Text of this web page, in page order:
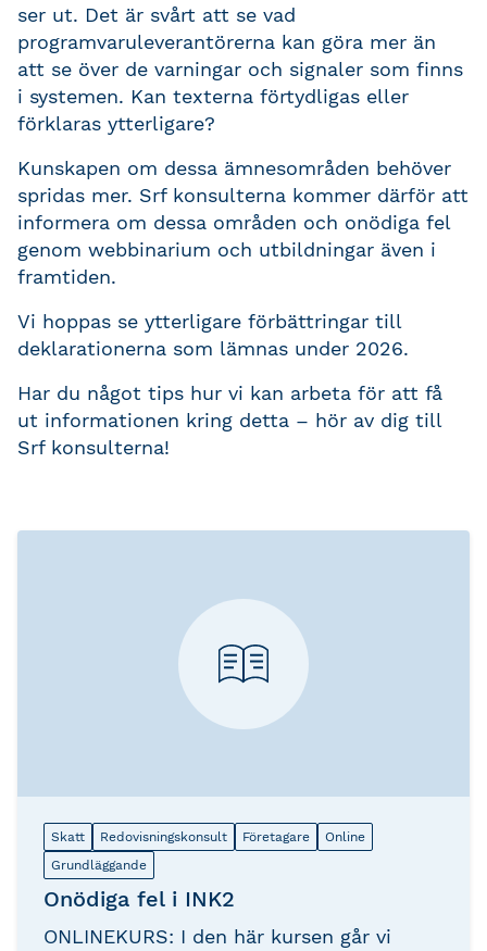
ser ut. Det är svårt att se vad
programvaruleverantörerna kan göra mer än
att se över de varningar och signaler som finns
i systemen. Kan texterna förtydligas eller
förklaras ytterligare?
Kunskapen om dessa ämnesområden behöver
spridas mer. Srf konsulterna kommer därför att
informera om dessa områden och onödiga fel
genom webbinarium och utbildningar även i
framtiden.
Vi hoppas se ytterligare förbättringar till
deklarationerna som lämnas under 2026.
Har du något tips hur vi kan arbeta för att få
ut informationen kring detta – hör av dig till
Srf konsulterna!
Skatt Redovisningskonsult Företagare
Online
Grundläggande
Onödiga fel i INK2
ONLINEKURS: I den här kursen går vi